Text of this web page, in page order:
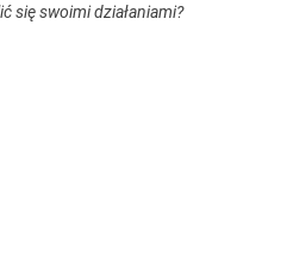
się swoimi działaniami?